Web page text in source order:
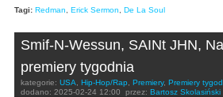
Tagi: Redman Erick Sermon De La Soul
Smif-N-Wessun, SAINt JHN,
premiery tygodnia
kategorie: USA Hip-Hop/Rap Premiery, Premiery
dodano: 2025-02-24 12:00 przez: Bartosz Skolasiński